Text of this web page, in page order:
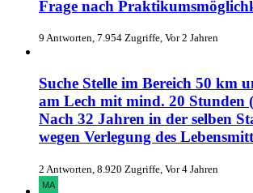
Frage nach
9 Antworten, 7.954 Zugriffe, Vor 2 Jahren
Suche Stelle im Bereich 50 km
am Lech mit mind. 20 Stunden
Nach 32 Jahren in der selben
wegen Verlegung des
2 Antworten, 8.920 Zugriffe, Vor 4 Jahren